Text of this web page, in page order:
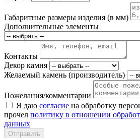
Габаритные размеры изделия (в мм)
Дополнительные элементы
Контакты
Декор камня
Желаемый камень (производитель)
Пожелания/комментарии
Я даю согласие на обработку
прочел политику в отношении
данных
Отправить